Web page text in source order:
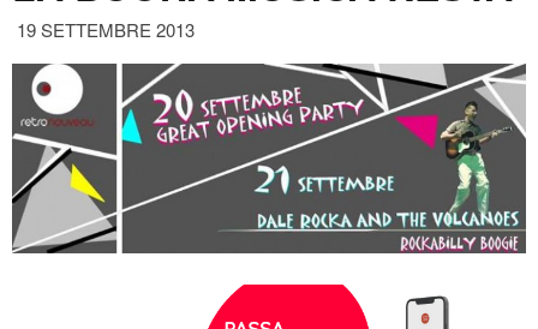
19 SETTEMBRE 2013